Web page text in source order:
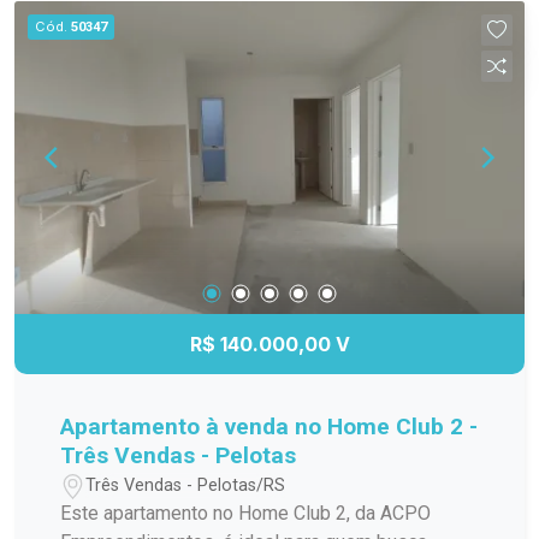
Cód. 50347
R$ 140.000,00 V
Apartamento à venda no Home Club 2 -
Três Vendas - Pelotas
Três Vendas - Pelotas/RS
Este apartamento no Home Club 2, da ACPO